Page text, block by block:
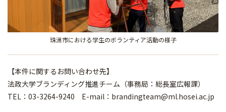
珠洲市における学生のボランティア活動の様子
【本件に関するお問い合わせ先】
法政大学ブランディング推進チーム（事務局：総長室広報課）
TEL：03-3264-9240 E-mail：brandingteam@ml.hosei.ac.jp